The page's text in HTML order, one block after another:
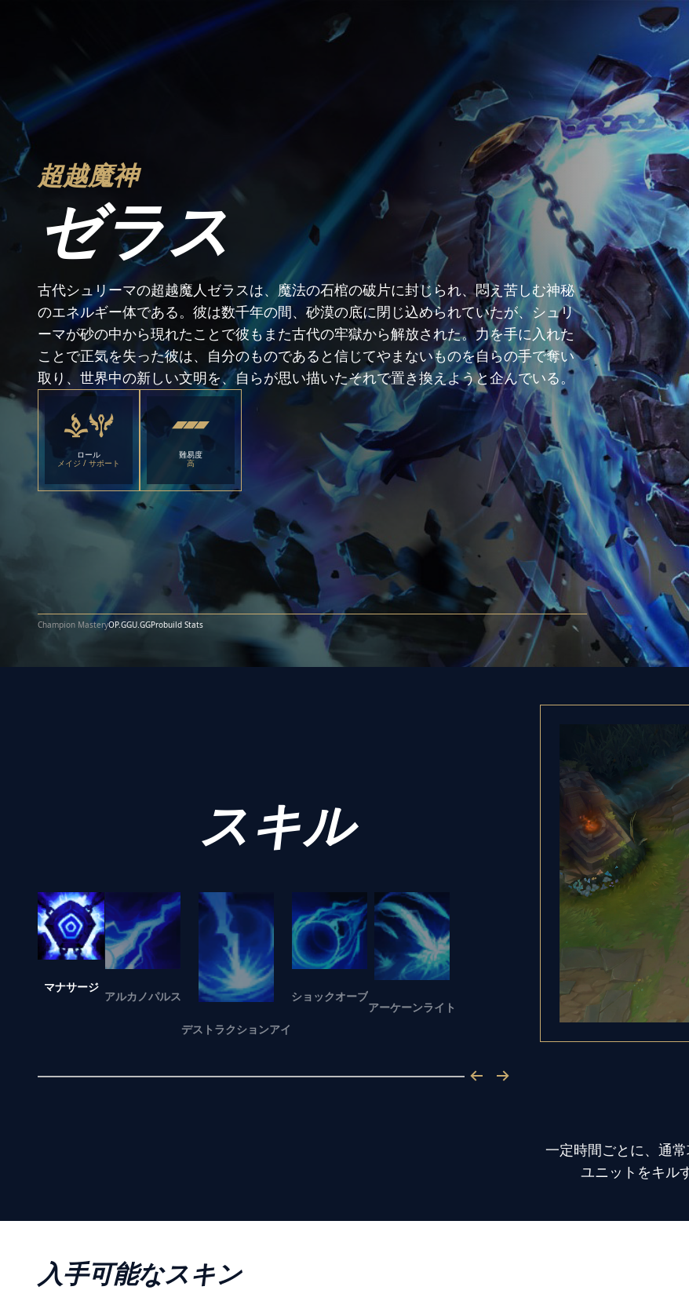
超越魔神
ゼラス
古代シュリーマの超越魔人ゼラスは、魔法の石棺の破片に封じられ、悶え苦しむ神秘
のエネルギー体である。彼は数千年の間、砂漠の底に閉じ込められていたが、シュリ
ーマが砂の中から現れたことで彼もまた古代の牢獄から解放された。力を手に入れた
ことで正気を失った彼は、自分のものであると信じてやまないものを自らの手で奪い
取り、世界中の新しい文明を、自らが思い描いたそれで置き換えようと企んでいる。
ロール
メイジ / サポート
難易度
高
Champion MasteryOP.GGU.GGProbuild Stats
スキル
マナサージ
アルカノパルス
デストラクションアイ
ショックオーブ
アーケーンライト
一定時間ごとに、通
ユニットをキル
入手可能なスキン